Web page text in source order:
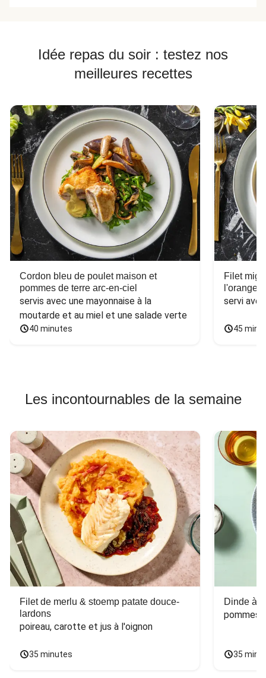
Idée repas du soir : testez nos
meilleures recettes
Cordon bleu de poulet maison et
pommes de terre arc-en-ciel
servis avec une mayonnaise à la
moutarde et au miel et une salade verte
40 minutes
Filet
l'orange
servi
45
Les incontournables de la semaine
Filet de merlu & stoemp patate douce-
lardons
poireau, carotte et jus à l'oignon
35 minutes
Dinde à
pommes
35